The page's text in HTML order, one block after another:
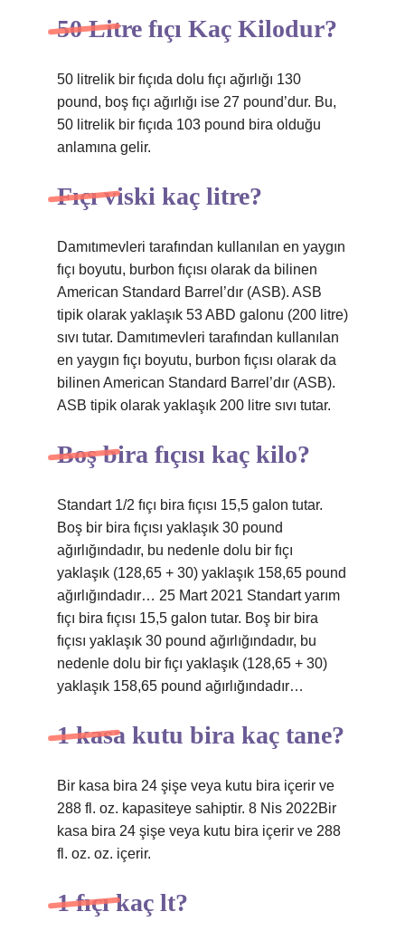
50 Litre fıçı Kaç Kilodur?
50 litrelik bir fıçıda dolu fıçı ağırlığı 130
pound, boş fıçı ağırlığı ise 27 pound’dur. Bu,
50 litrelik bir fıçıda 103 pound bira olduğu
anlamına gelir.
Fıçı viski kaç litre?
Damıtımevleri tarafından kullanılan en yaygın
fıçı boyutu, burbon fıçısı olarak da bilinen
American Standard Barrel’dır (ASB). ASB
tipik olarak yaklaşık 53 ABD galonu (200 litre)
sıvı tutar. Damıtımevleri tarafından kullanılan
en yaygın fıçı boyutu, burbon fıçısı olarak da
bilinen American Standard Barrel’dır (ASB).
ASB tipik olarak yaklaşık 200 litre sıvı tutar.
Boş bira fıçısı kaç kilo?
Standart 1/2 fıçı bira fıçısı 15,5 galon tutar.
Boş bir bira fıçısı yaklaşık 30 pound
ağırlığındadır, bu nedenle dolu bir fıçı
yaklaşık (128,65 + 30) yaklaşık 158,65 pound
ağırlığındadır… 25 Mart 2021 Standart yarım
fıçı bira fıçısı 15,5 galon tutar. Boş bir bira
fıçısı yaklaşık 30 pound ağırlığındadır, bu
nedenle dolu bir fıçı yaklaşık (128,65 + 30)
yaklaşık 158,65 pound ağırlığındadır…
1 kasa kutu bira kaç tane?
Bir kasa bira 24 şişe veya kutu bira içerir ve
288 fl. oz. kapasiteye sahiptir. 8 Nis 2022Bir
kasa bira 24 şişe veya kutu bira içerir ve 288
fl. oz. oz. içerir.
1 fıçı kaç lt?